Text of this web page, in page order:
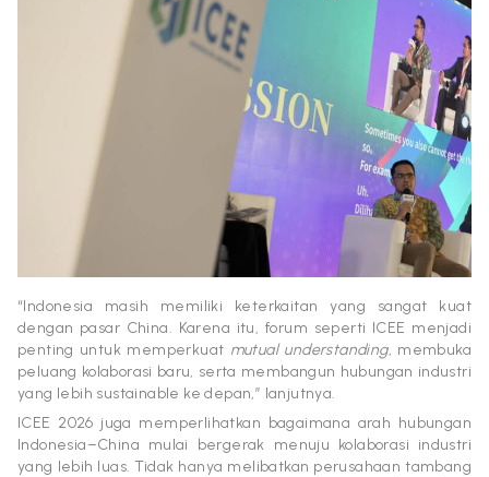
“Indonesia masih memiliki keterkaitan yang sangat kuat
dengan pasar China. Karena itu, forum seperti ICEE menjadi
penting untuk memperkuat mutual understanding, membuka
peluang kolaborasi baru, serta membangun hubungan industri
yang lebih sustainable ke depan,” lanjutnya.
ICEE 2026 juga memperlihatkan bagaimana arah hubungan
Indonesia–China mulai bergerak menuju kolaborasi industri
yang lebih luas. Tidak hanya melibatkan perusahaan tambang